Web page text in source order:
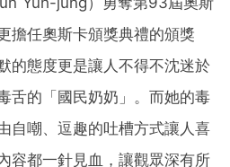
擔任奧斯卡頒獎典禮的頒獎
的態度更是讓人不得不沈迷於
舌的「國民奶奶」。而她的毒
自嘲、逗趣的吐槽方式讓人喜
容都一針見血，讓觀眾深有所